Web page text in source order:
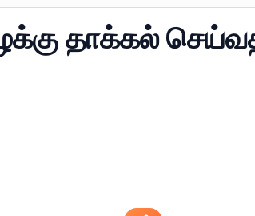
தாக்கல்